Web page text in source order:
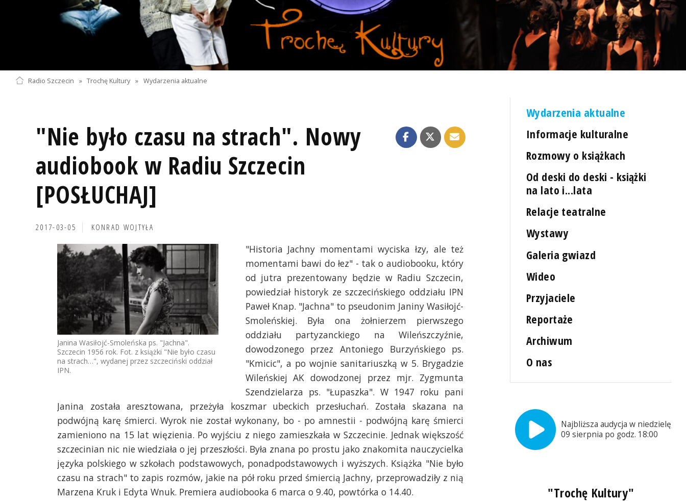
Radio Szczecin » Trochę Kultury » Wydarzenia aktualne
"Nie było czasu na strach". Nowy
audiobook w Radiu Szczecin
[POSŁUCHAJ]
2017-03-05 KONRAD WOJTYŁA
Janina Wasiłojć-Smoleńska ps. "Jachna".
Szczecin 1956 rok. Fot. z książki "Nie było czasu
na strach…", wydanej przez szczeciński oddział
IPN.
"Historia Jachny momentami wyciska łzy, ale też
momentami bawi do łez" - tak o audiobooku, który
od jutra prezentowany będzie w Radiu Szczecin,
powiedział historyk ze szczecińskiego oddziału IPN
Paweł Knap. "Jachna" to pseudonim Janiny Wasiłojć-
Smoleńskiej. Była ona żołnierzem pierwszego
oddziału partyzanckiego na Wileńszczyźnie,
dowodzonego przez Antoniego Burzyńskiego ps.
"Kmicic", a po wojnie sanitariuszką w 5. Brygadzie
Wileńskiej AK dowodzonej przez mjr. Zygmunta
Szendzielarza ps. "Łupaszka". W 1947 roku pani
Janina została aresztowana, przeżyła koszmar ubeckich przesłuchań. Została skazana na
podwójną karę śmierci. Wyrok nie został wykonany, bo - po amnestii - podwójną karę śmierci
zamieniono na 15 lat więzienia. Po wyjściu z niego zamieszkała w Szczecinie. Jednak większość
szczecinian nic nie wiedziała o jej przeszłości. Była znana po prostu jako znakomita nauczycielka
języka polskiego w szkołach podstawowych, ponadpodstawowych i wyższych. Książka "Nie było
czasu na strach" to zapis rozmów, jakie na pół roku przed śmiercią Jachny, przeprowadziły z nią
Marzena Kruk i Edyta Wnuk. Premiera audiobooka 6 marca o 9.40, powtórka o 14.40.
Wydarzenia aktualne
Informacje kulturalne
Rozmowy o książkach
Od deski do deski - książki
na lato i...lata
Relacje teatralne
Wystawy
Galeria gwiazd
Wideo
Przyjaciele
Reportaże
Archiwum
O nas
Najbliższa audycja w niedzielę,
09 sierpnia po godz. 18:00
"Trochę Kultury"